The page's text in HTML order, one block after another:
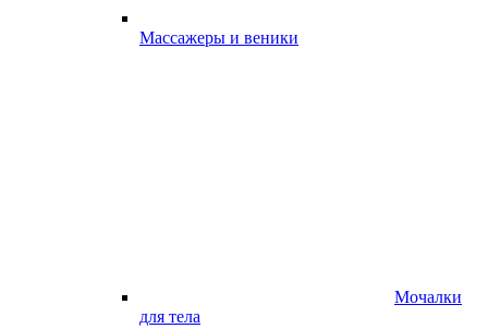
Массажеры и веники
Мочалки
для тела